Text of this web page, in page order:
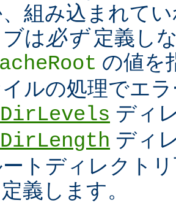
組み込まれて
は 必ず定義し
の値を
ルの処理でエ
ディ
ディ
トディレクト
義します。